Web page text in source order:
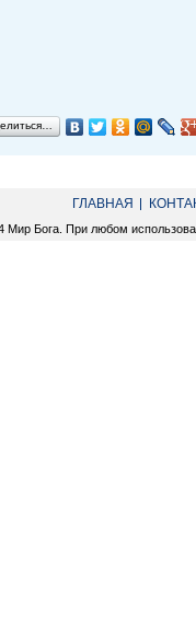
ГЛАВНАЯ
Мир Бога. При любом